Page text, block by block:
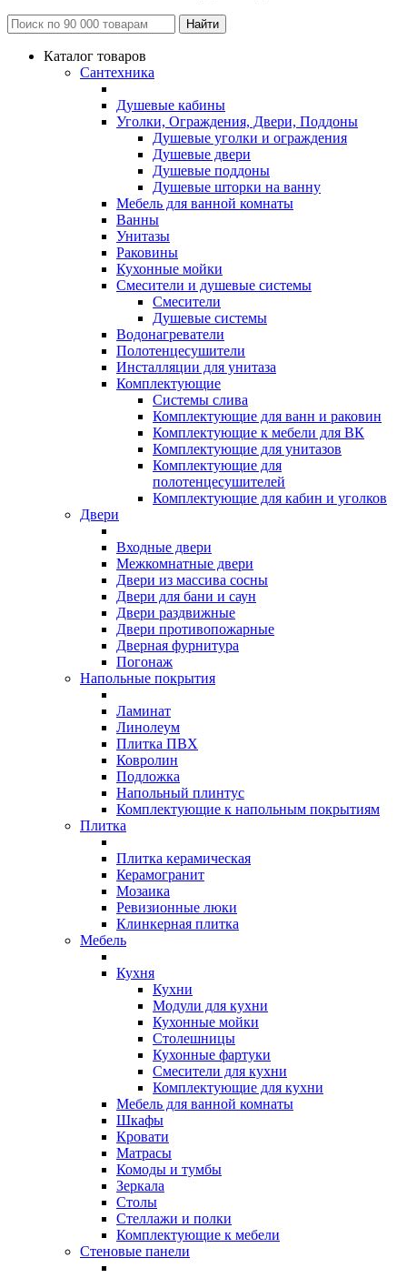
Каталог товаров
Сантехника
Душевые кабины
Уголки, Ограждения, Двери, Поддоны
Душевые уголки и ограждения
Душевые двери
Душевые поддоны
Душевые шторки на ванну
Мебель для ванной комнаты
Ванны
Унитазы
Раковины
Кухонные мойки
Смесители и душевые системы
Смесители
Душевые системы
Водонагреватели
Полотенцесушители
Инсталляции для унитаза
Комплектующие
Системы слива
Комплектующие для ванн и раковин
Комплектующие к мебели для ВК
Комплектующие для унитазов
Комплектующие для
полотенцесушителей
Комплектующие для кабин и уголков
Двери
Входные двери
Межкомнатные двери
Двери из массива сосны
Двери для бани и саун
Двери раздвижные
Двери противопожарные
Дверная фурнитура
Погонаж
Напольные покрытия
Ламинат
Линолеум
Плитка ПВХ
Ковролин
Подложка
Напольный плинтус
Комплектующие к напольным покрытиям
Плитка
Плитка керамическая
Керамогранит
Мозаика
Ревизионные люки
Клинкерная плитка
Мебель
Кухня
Кухни
Модули для кухни
Кухонные мойки
Столешницы
Кухонные фартуки
Смесители для кухни
Комплектующие для кухни
Мебель для ванной комнаты
Шкафы
Кровати
Матрасы
Комоды и тумбы
Зеркала
Столы
Стеллажи и полки
Комплектующие к мебели
Стеновые панели